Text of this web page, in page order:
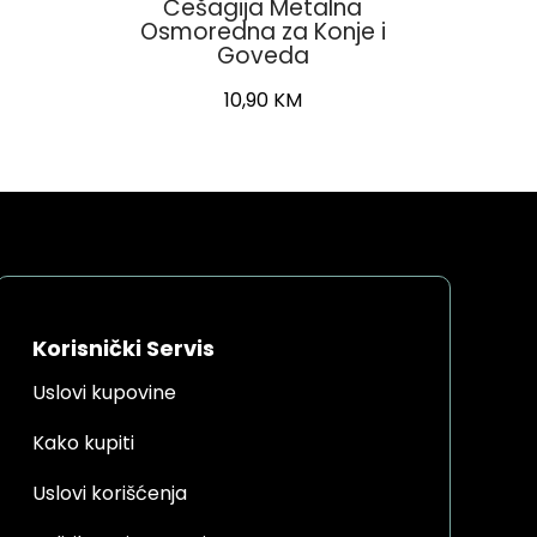
Češagija Metalna
Osmoredna za Konje i
Goveda
10,90 KM
Korisnički Servis
Uslovi kupovine
Kako kupiti
Uslovi korišćenja